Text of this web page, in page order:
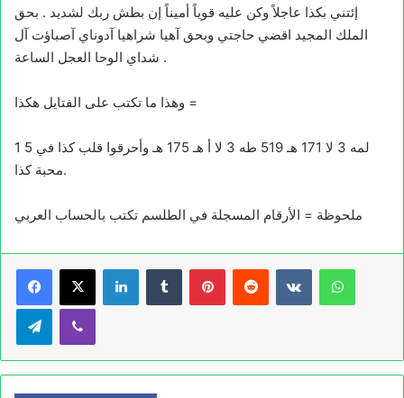
إئتني بكذا عاجلاً وكن عليه قوياً أميناً إن بطش ربك لشديد . بحق
الملك المجيد اقضي حاجتي وبحق آهيا شراهيا آدوناي آصباؤت آل
شداي الوحا العجل الساعة .
وهذا ما تكتب على الفتايل هكذا =
1 5 لمه 3 لا 171 هـ 519 طه 3 لا أ هـ 175 هـ وأحرقوا قلب كذا في
محبة كذا.
ملحوظة = الأرقام المسجلة في الطلسم تكتب بالحساب العربي
Telegram